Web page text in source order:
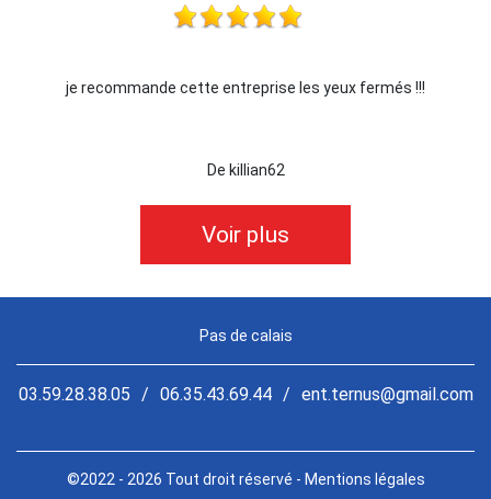
je recommande cette entreprise les yeux fermés !!!
De killian62
Voir plus
Pas de calais
03.59.28.38.05 / 06.35.43.69.44 / ent.ternus@gmail.com
©2022 - 2026 Tout droit réservé - Mentions légales